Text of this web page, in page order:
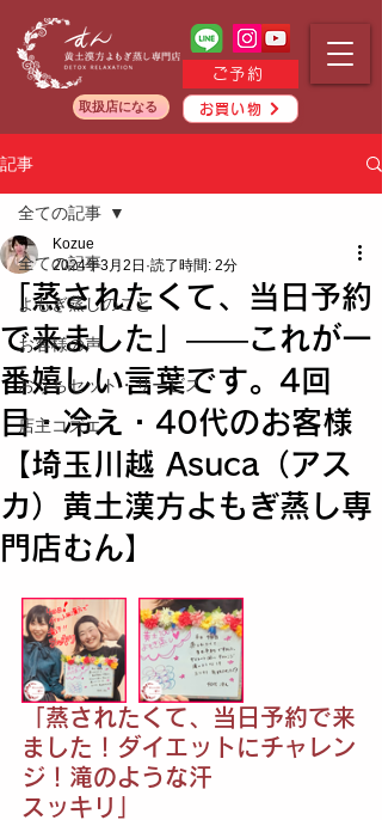
ご予約
お買い物
取扱店になる
記事
全ての記事
よもぎ蒸しのこと
お客様の声
おうちセット・サービス
店主コズエ
全ての記事
「蒸されたくて、当日予約
で来ました」——これが一
番嬉しい言葉です。4回
目・冷え・40代のお客様
【埼玉川越 Asuca（アス
カ）黄土漢方よもぎ蒸し専
門店むん】
Kozue
2024年3月2日 読了時間: 2分
「蒸されたくて、当日予約で来
ました！ダイエットにチャレン
ジ！滝のような汗
スッキリ」